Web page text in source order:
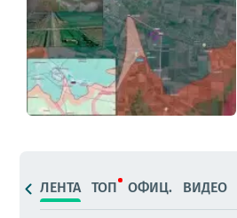
ЛЕНТА ТОП ОФИЦ. ВИДЕО